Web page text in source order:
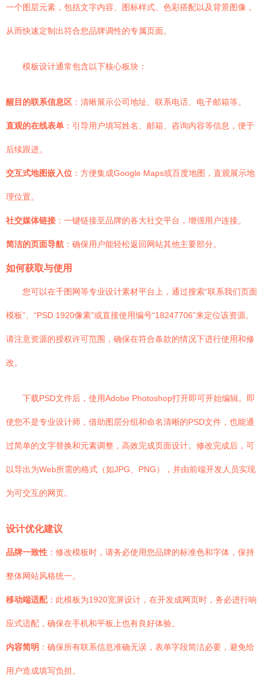
一个图层元素，包括文字内容、图标样式、色彩搭配以及背景图像，
从而快速定制出符合您品牌调性的专属页面。
模板设计通常包含以下核心板块：
醒目的联系信息区 ：清晰展示公司地址、联系电话、电子邮箱等。
直观的在线表单 ：引导用户填写姓名、邮箱、咨询内容等信息，便于
后续跟进。
交互式地图嵌入位 ：方便集成Google Maps或百度地图，直观展示地
理位置。
社交媒体链接 ：一键链接至品牌的各大社交平台，增强用户连接。
简洁的页面导航 ：确保用户能轻松返回网站其他主要部分。
如何获取与使用
您可以在千图网等专业设计素材平台上，通过搜索“联系我们页面
模板”、“PSD 1920像素”或直接使用编号“18247706”来定位该资源。
请注意资源的授权许可范围，确保在符合条款的情况下进行使用和修
改。
下载PSD文件后，使用Adobe Photoshop打开即可开始编辑。即
使您不是专业设计师，借助图层分组和命名清晰的PSD文件，也能通
过简单的文字替换和元素调整，高效完成页面设计。修改完成后，可
以导出为Web所需的格式（如JPG、PNG），并由前端开发人员实现
为可交互的网页。
设计优化建议
品牌一致性 ：修改模板时，请务必使用您品牌的标准色和字体，保持
整体网站风格统一。
移动端适配：此模板为1920宽屏设计，在开发成网页时，务必进行响
应式适配，确保在手机和平板上也有良好体验。
内容简明 ：确保所有联系信息准确无误，表单字段简洁必要，避免给
用户造成填写负担。